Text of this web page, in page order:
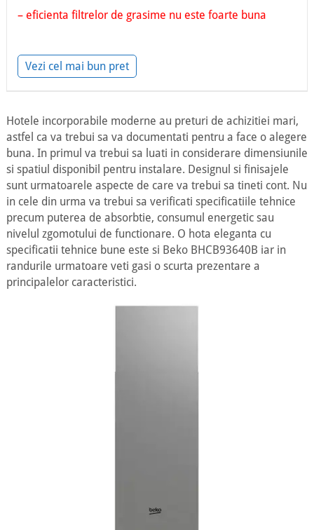
– eficienta filtrelor de grasime nu este foarte buna
Vezi cel mai bun pret
Hotele incorporabile moderne au preturi de achizitiei mari,
astfel ca va trebui sa va documentati pentru a face o alegere
buna. In primul va trebui sa luati in considerare dimensiunile
si spatiul disponibil pentru instalare. Designul si finisajele
sunt urmatoarele aspecte de care va trebui sa tineti cont. Nu
in cele din urma va trebui sa verificati specificatiile tehnice
precum puterea de absorbtie, consumul energetic sau
nivelul zgomotului de functionare. O hota eleganta cu
specificatii tehnice bune este si Beko BHCB93640B iar in
randurile urmatoare veti gasi o scurta prezentare a
principalelor caracteristici.